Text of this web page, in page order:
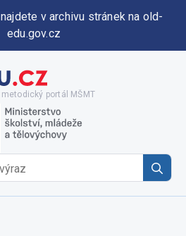
v archivu stránek na old-
edu.gov.cz
portál MŠMT
for: